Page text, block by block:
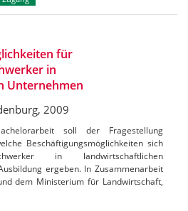
für
in
Unternehmen
2009
soll der Fragestellung
Beschäftigungsmöglichkeiten sich
in landwirtschaftlichen
ergeben. In Zusammenarbeit
dem Ministerium für Landwirtschaft,